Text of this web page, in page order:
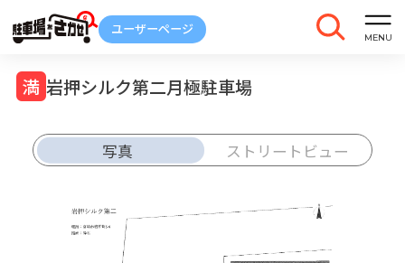
岩押シルク第二月極駐車場
写真 ストリートビュー
報告